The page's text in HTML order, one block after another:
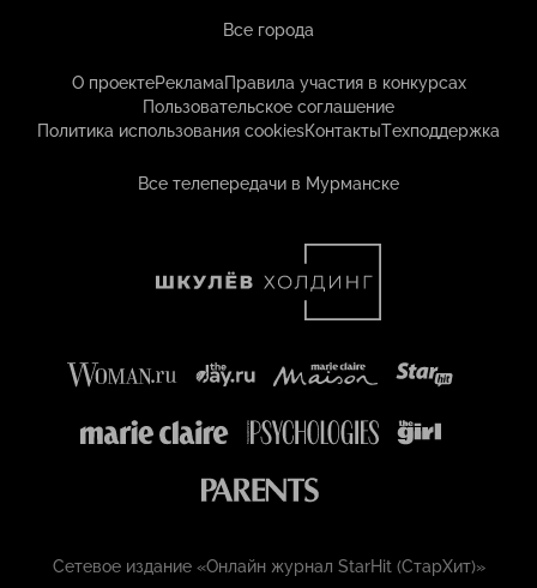
Все города
О проектеРекламаПравила участия в конкурсах
Пользовательское соглашение
Политика использования cookiesКонтактыТехподдержка
Все телепередачи в Мурманске
Сетевое издание «Онлайн журнал StarHit (СтарХит)»